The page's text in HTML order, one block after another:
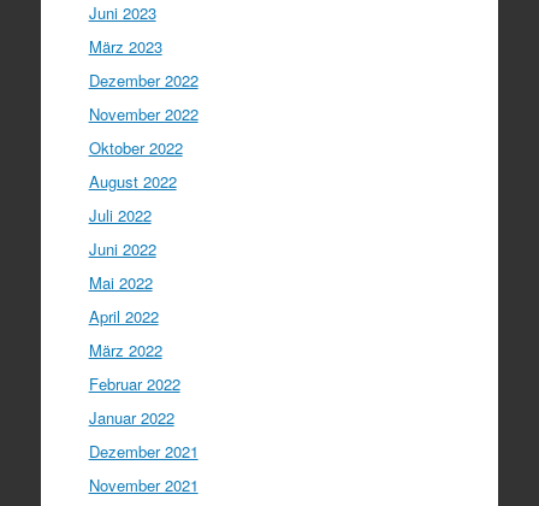
Juni 2023
März 2023
Dezember 2022
November 2022
Oktober 2022
August 2022
Juli 2022
Juni 2022
Mai 2022
April 2022
März 2022
Februar 2022
Januar 2022
Dezember 2021
November 2021